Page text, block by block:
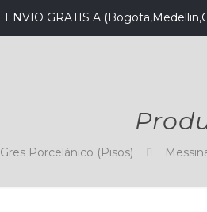
ENVIO GRATIS A
Gres Porcelánico (Pisos)